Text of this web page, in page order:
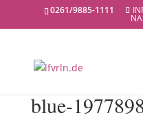
0261/9885-1111
blue-